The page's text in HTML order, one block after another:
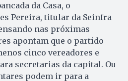
da Casa, o
Pereira, titular da Seinfra
nas próximas
apontam que o partido
cinco vereadores e
secretarias da capital. Ou
podem ir para a